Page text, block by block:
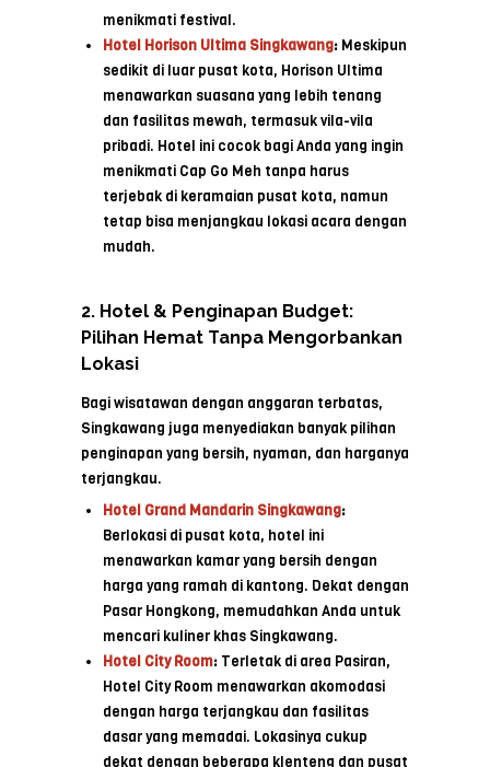
menikmati festival.
Hotel Horison Ultima Singkawang: Meskipun
sedikit di luar pusat kota, Horison Ultima
menawarkan suasana yang lebih tenang
dan fasilitas mewah, termasuk vila-vila
pribadi. Hotel ini cocok bagi Anda yang ingin
menikmati Cap Go Meh tanpa harus
terjebak di keramaian pusat kota, namun
tetap bisa menjangkau lokasi acara dengan
mudah.
2. Hotel & Penginapan Budget:
Pilihan Hemat Tanpa Mengorbankan
Lokasi
Bagi wisatawan dengan anggaran terbatas,
Singkawang juga menyediakan banyak pilihan
penginapan yang bersih, nyaman, dan harganya
terjangkau.
Hotel Grand Mandarin Singkawang:
Berlokasi di pusat kota, hotel ini
menawarkan kamar yang bersih dengan
harga yang ramah di kantong. Dekat dengan
Pasar Hongkong, memudahkan Anda untuk
mencari kuliner khas Singkawang.
Hotel City Room: Terletak di area Pasiran,
Hotel City Room menawarkan akomodasi
dengan harga terjangkau dan fasilitas
dasar yang memadai. Lokasinya cukup
dekat dengan beberapa klenteng dan pusat